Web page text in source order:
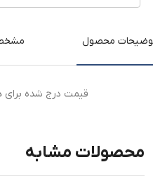
محصول
قیمت درج شده برای
محصولات مشابه